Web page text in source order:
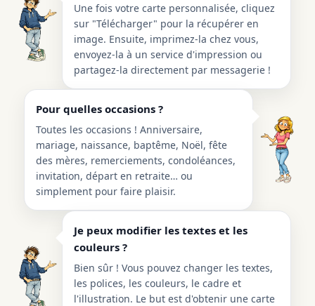
Une fois votre carte personnalisée, cliquez
sur "Télécharger" pour la récupérer en
image. Ensuite, imprimez-la chez vous,
envoyez-la à un service d'impression ou
partagez-la directement par messagerie !
Pour quelles occasions ?
Toutes les occasions ! Anniversaire,
mariage, naissance, baptême, Noël, fête
des mères, remerciements, condoléances,
invitation, départ en retraite… ou
simplement pour faire plaisir.
Je peux modifier les textes et les
couleurs ?
Bien sûr ! Vous pouvez changer les textes,
les polices, les couleurs, le cadre et
l'illustration. Le but est d'obtenir une carte